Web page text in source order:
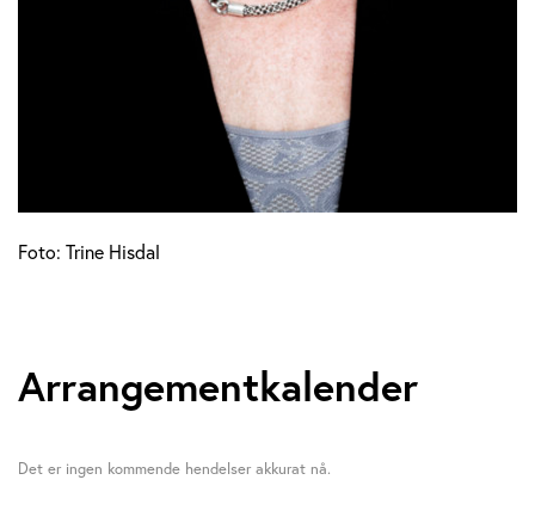
Foto: Trine Hisdal
Arrangementkalender
Det er ingen kommende hendelser akkurat nå.